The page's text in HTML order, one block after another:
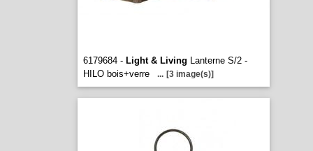
6179684 - Light & Living Lanterne S/2 -
HILO bois+verre
... [3 image(s)]